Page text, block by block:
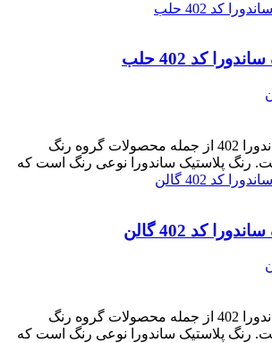
کد 402 حلب
رنگ سان پلاستیک ساندورا 402 از جمله محصولات گروه رنگ
رنگ پلاستیک ساندورا نوعی رنگ است که
کد 402 گالن
رنگ سان پلاستیک ساندورا 402 از جمله محصولات گروه رنگ
رنگ پلاستیک ساندورا نوعی رنگ است که